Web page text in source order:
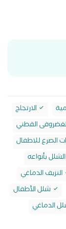
الارتجاج
الغضروفى القطني
الصرع للاطفال
الشلل بأنواعه
النزيف الدماغي
شلل الأطفال
الدماغي